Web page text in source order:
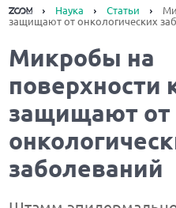
Наука Статьи
защищают от онкологических
Микробы на
поверхности
защищают от
заболеваний